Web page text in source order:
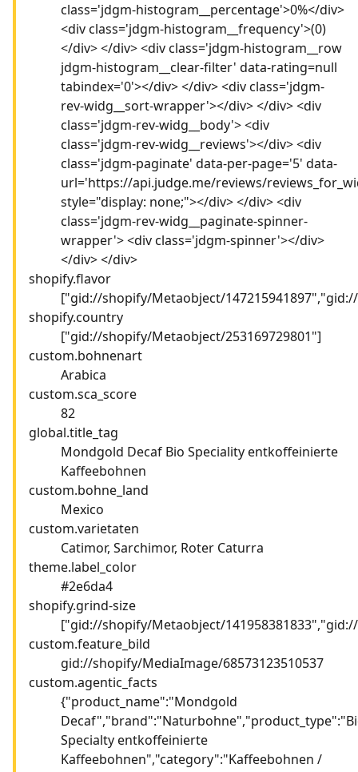
class='jdgm-histogram__percentage'>0%</div>
<div class='jdgm-histogram__frequency'>(0)
</div> </div> <div class='jdgm-histogram__row
jdgm-histogram__clear-filter' data-rating=null
tabindex='0'></div> </div> <div class='jdgm-
rev-widg__sort-wrapper'></div> </div> <div
class='jdgm-rev-widg__body'> <div
class='jdgm-rev-widg__reviews'></div> <div
class='jdgm-paginate' data-per-page='5' data-
url='https://api.judge.me/reviews/
style="display: none;"></div> </div> <div
class='jdgm-rev-widg__paginate-spinner-
wrapper'> <div class='jdgm-spinner'></div>
</div> </div>
shopify.flavor
["gid://shopify/Metaobject/
shopify.country
["gid://shopify/Metaobject/253169729801"]
custom.bohnenart
Arabica
custom.sca_score
82
global.title_tag
Mondgold Decaf Bio Speciality entkoffeinierte
Kaffeebohnen
custom.bohne_land
Mexico
custom.varietaten
Catimor, Sarchimor, Roter Caturra
theme.label_color
#2e6da4
shopify.grind-size
["gid://shopify/Metaobject/
custom.feature_bild
gid://shopify/MediaImage/68573123510537
custom.agentic_facts
{"product_name":"Mondgold
Specialty entkoffeinierte
Kaffeebohnen","category":"Kaffeebohnen /